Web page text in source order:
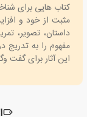
کتاب هایی برای
مثبت از خود و
داستان، تصویر،
مفهوم را به تدریج
این آثار برای گفت